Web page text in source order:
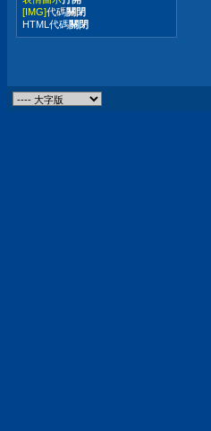
[IMG]代碼關閉
HTML代碼關閉